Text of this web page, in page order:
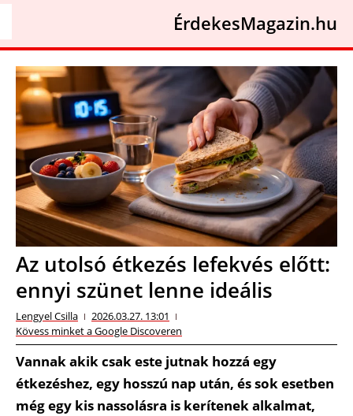
ÉrdekesMagazin.hu
Az utolsó étkezés lefekvés előtt:
ennyi szünet lenne ideális
Lengyel Csilla
2026.03.27. 13:01
Kövess minket a Google Discoveren
Vannak akik csak este jutnak hozzá egy
étkezéshez, egy hosszú nap után, és sok esetben
még egy kis nassolásra is kerítenek alkalmat,